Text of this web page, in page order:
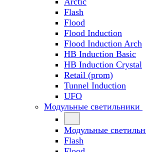
Flash
Flood
Flood Induction
Flood Induction Arch
HB Induction Basic
HB Induction Crystal
Retail (prom)
Tunnel Induction
UFO
Модульные светильники
Модульные
Flash